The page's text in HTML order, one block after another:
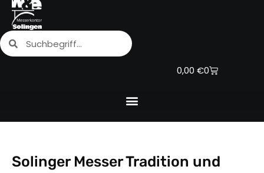
Zum
Inhalt
springen
SucheSuche
0,00 €0
Warenkorb
Solinger Messer Tradition und